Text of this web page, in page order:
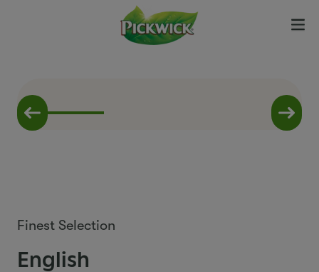
Finest Selection
English